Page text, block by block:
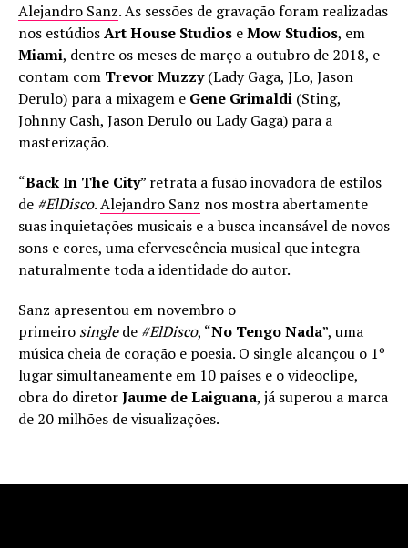
Alejandro Sanz. As sessões de gravação foram realizadas
nos estúdiosArt House Studios eMow Studios, em
Miami, dentre os meses de março a outubro de 2018, e
contam com Trevor Muzzy(Lady Gaga, JLo, Jason
Derulo) para a mixagem e Gene Grimaldi (Sting,
Johnny Cash, Jason Derulo ou Lady Gaga) para a
masterização.
“Back In The City” retrata a fusão inovadora de estilos
de #ElDisco.Alejandro Sanz nos mostra abertamente
suas inquietações musicais e a busca incansável de novos
sons e cores, uma efervescência musical que integra
naturalmente toda a identidade do autor.
Sanz apresentou em novembro o
primeiro singlede #ElDisco, “No Tengo Nada”, uma
música cheia de coração e poesia. O single alcançou o 1º
lugar simultaneamente em 10 países e o videoclipe,
obra do diretorJaume de Laiguana, já superou a marca
de 20 milhões de visualizações.